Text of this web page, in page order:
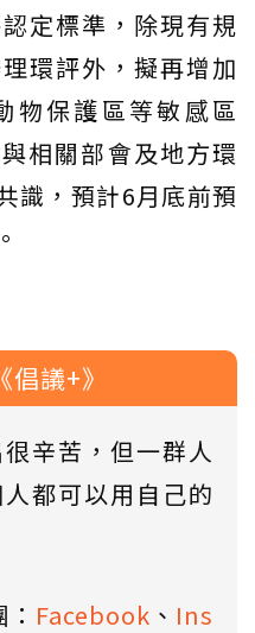
定標準，除現有規
環評外，擬再增加
物保護區等敏感區
相關部會及地方環
識，預計6月底前預
議+》
很辛苦，但一群人
都可以用自己的
Facebook 、 Ins